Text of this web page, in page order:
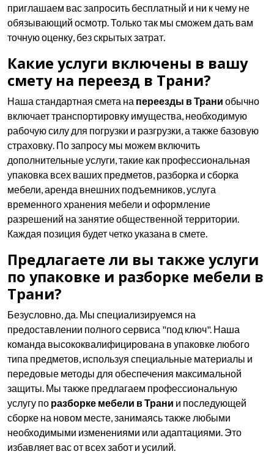
приглашаем вас запросить бесплатный и ни к чему не
обязывающий осмотр. Только так мы сможем дать вам
точную оценку, без скрытых затрат.
Какие услуги включены в вашу
смету на переезд в Трани?
Наша стандартная смета на переезды в Трани обычно
включает транспортировку имущества, необходимую
рабочую силу для погрузки и разгрузки, а также базовую
страховку. По запросу мы можем включить
дополнительные услуги, такие как профессиональная
упаковка всех ваших предметов, разборка и сборка
мебели, аренда внешних подъемников, услуга
временного хранения мебели и оформление
разрешений на занятие общественной территории.
Каждая позиция будет четко указана в смете.
Предлагаете ли вы также услуги
по упаковке и разборке мебели в
Трани?
Безусловно, да. Мы специализируемся на
предоставлении полного сервиса "под ключ". Наша
команда высококвалифицирована в упаковке любого
типа предметов, используя специальные материалы и
передовые методы для обеспечения максимальной
защиты. Мы также предлагаем профессиональную
услугу по разборке мебели в Трани и последующей
сборке на новом месте, занимаясь также любыми
необходимыми изменениями или адаптациями. Это
избавляет вас от всех забот и усилий.